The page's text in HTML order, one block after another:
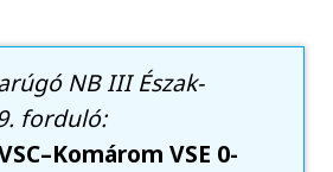
NB III Észak-
forduló:
VSE 0-